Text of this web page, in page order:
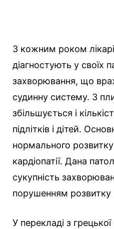
З кожним роком
діагностують у своїх
захворювання, що
судинну систему. З
збільшується і
підлітків і дітей.
нормального
кардіопатії. Дана
сукупність
порушенням розвитку
У перекладі з